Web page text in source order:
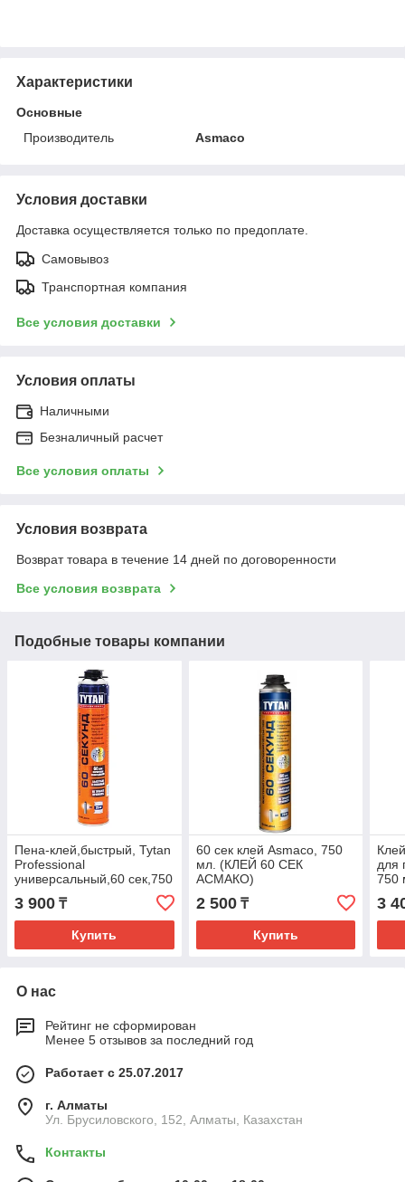
Характеристики
Основные
Производитель
Asmaco
Условия доставки
Доставка осуществляется только по предоплате.
Самовывоз
Транспортная компания
Все условия доставки
Условия оплаты
Наличными
Безналичный расчет
Все условия оплаты
Условия возврата
Возврат товара в течение 14 дней по договоренности
Все условия возврата
Подобные товары компании
Пена-клей,быстрый, Tytan
Professional
универсальный,60 сек,750
мл (ПЕНА КЛЕЙ ТИТАН 60
СЕК)
3 900 ₸
Купить
60 сек клей Asmaco, 750
мл. (КЛЕЙ 60 СЕК
АСМАКО)
2 500₸
Купить
для
750
3
О нас
Рейтинг не сформирован
Менее 5 отзывов за последний год
Работает с 25.07.2017
г. Алматы
Ул. Брусиловского, 152, Алматы, Казахстан
Контакты